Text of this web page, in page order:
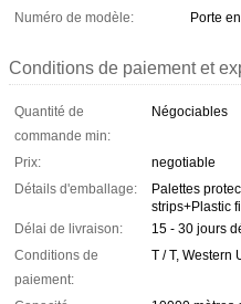
Numéro de modèle:
Porte
Conditions de paiement et
Quantité de
commande min:
Négociables
Prix:
negotiable
Détails d'emballage:
Palettes
strips+Plastic
Délai de livraison:
15 - 30 jours
Conditions de
paiement:
T / T, Western